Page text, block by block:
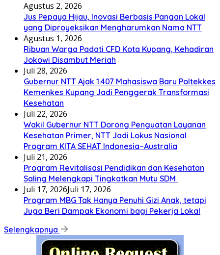
Agustus 2, 2026
Jus Pepaya Hijau, Inovasi Berbasis Pangan Lokal
yang Diproyeksikan Mengharumkan Nama NTT
Agustus 1, 2026
Ribuan Warga Padati CFD Kota Kupang, Kehadiran
Jokowi Disambut Meriah
Juli 28, 2026
Gubernur NTT Ajak 1.407 Mahasiswa Baru Poltekkes
Kemenkes Kupang Jadi Penggerak Transformasi
Kesehatan
Juli 22, 2026
Wakil Gubernur NTT Dorong Penguatan Layanan
Kesehatan Primer, NTT Jadi Lokus Nasional
Program KITA SEHAT Indonesia–Australia
Juli 21, 2026
Program Revitalisasi Pendidikan dan Kesehatan
Saling Melengkapi Tingkatkan Mutu SDM
Juli 17, 2026Juli 17, 2026
Program MBG Tak Hanya Penuhi Gizi Anak, tetapi
Juga Beri Dampak Ekonomi bagi Pekerja Lokal
Selengkapnya